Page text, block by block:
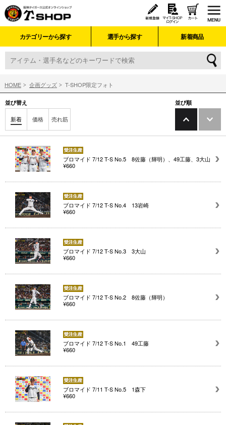
カテゴリーから探す 選手から探す 新着商品
HOME 企画グッズ T-SHOP限定フォト
並び替え
新着 価格 売れ筋
並び順
ブロマイド 7/12 T-S No.5 8佐藤（輝明）、49工藤、3大山
¥660
ブロマイド 7/12 T-S No.4 13岩崎
¥660
ブロマイド 7/12 T-S No.3 3大山
¥660
ブロマイド 7/12 T-S No.2 8佐藤（輝明）
¥660
ブロマイド 7/12 T-S No.1 49工藤
¥660
ブロマイド 7/11 T-S No.5 1森下
¥660